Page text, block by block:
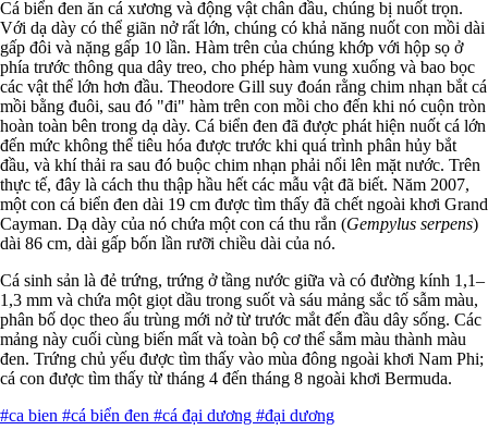
Cá biển đen ăn cá xương và động vật chân đầu, chúng bị nuốt trọn.
Với dạ dày có thể giãn nở rất lớn, chúng có khả năng nuốt con mồi dài
gấp đôi và nặng gấp 10 lần. Hàm trên của chúng khớp với hộp sọ ở
phía trước thông qua dây treo, cho phép hàm vung xuống và bao bọc
các vật thể lớn hơn đầu. Theodore Gill suy đoán rằng chim nhạn bắt cá
mồi bằng đuôi, sau đó "đi" hàm trên con mồi cho đến khi nó cuộn tròn
hoàn toàn bên trong dạ dày. Cá biển đen đã được phát hiện nuốt cá lớn
đến mức không thể tiêu hóa được trước khi quá trình phân hủy bắt
đầu, và khí thải ra sau đó buộc chim nhạn phải nổi lên mặt nước. Trên
thực tế, đây là cách thu thập hầu hết các mẫu vật đã biết. Năm 2007,
một con cá biển đen dài 19 cm được tìm thấy đã chết ngoài khơi Grand
Cayman. Dạ dày của nó chứa một con cá thu rắn (Gempylus serpens)
dài 86 cm, dài gấp bốn lần rưỡi chiều dài của nó.
Cá sinh sản là đẻ trứng, trứng ở tầng nước giữa và có đường kính 1,1–
1,3 mm và chứa một giọt dầu trong suốt và sáu mảng sắc tố sẫm màu,
phân bố dọc theo ấu trùng mới nở từ trước mắt đến đầu dây sống. Các
mảng này cuối cùng biến mất và toàn bộ cơ thể sẫm màu thành màu
đen. Trứng chủ yếu được tìm thấy vào mùa đông ngoài khơi Nam Phi;
cá con được tìm thấy từ tháng 4 đến tháng 8 ngoài khơi Bermuda.
#ca bien #cá biển đen #cá đại dương #đại dương